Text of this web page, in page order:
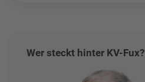
Wer steckt hinter KV-Fux?